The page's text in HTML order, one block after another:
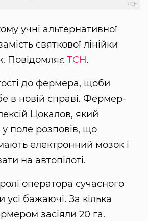
ТСН
учні альтернативної
святкової лінійки
Повідомляє ТСН.
до фермера, щоби
в новій справі. Фермер-
Цокалов, який
у поле розповів, що
електронний мозок і
на автопілоті.
оператора сучасного
усі бажаючі. За кілька
засіяли 20 га.